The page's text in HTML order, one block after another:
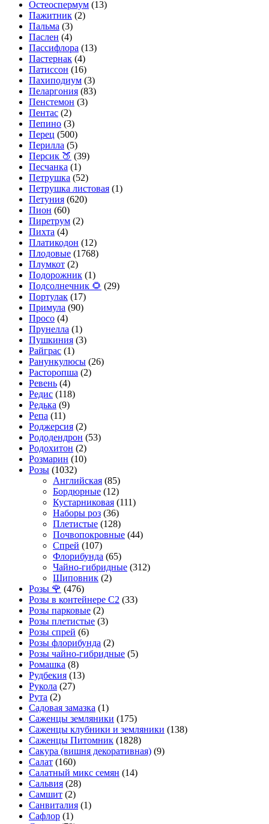
Остеоспермум (13)
Пажитник (2)
Пальма (3)
Паслен (4)
Пассифлора (13)
Пастернак (4)
Патиссон (16)
Пахиподиум (3)
Пеларгония (83)
Пенстемон (3)
Пентас (2)
Пепино (3)
Перец (500)
Перилла (5)
Персик 🍑 (39)
Песчанка (1)
Петрушка (52)
Петрушка листовая (1)
Петуния (620)
Пион (60)
Пиретрум (2)
Пихта (4)
Платикодон (12)
Плодовые (1768)
Плумкот (2)
Подорожник (1)
Подсолнечник 🌻 (29)
Портулак (17)
Примула (90)
Просо (4)
Прунелла (1)
Пушкиния (3)
Райграс (1)
Ранункулюсы (26)
Расторопша (2)
Ревень (4)
Редис (118)
Редька (9)
Репа (11)
Роджерсия (2)
Рододендрон (53)
Родохитон (2)
Розмарин (10)
Розы (1032)
Английская (85)
Бордюрные (12)
Кустарниковая (111)
Наборы роз (36)
Плетистые (128)
Почвопокровные (44)
Спрей (107)
Флорибунда (65)
Чайно-гибридные (312)
Шиповник (2)
Розы 🌹 (476)
Розы в контейнере С2 (33)
Розы парковые (2)
Розы плетистые (3)
Розы спрей (6)
Розы флорибунда (2)
Розы чайно-гибридные (5)
Ромашка (8)
Рудбекия (13)
Рукола (27)
Рута (2)
Садовая замазка (1)
Саженцы земляники (175)
Саженцы клубники и земляники (138)
Саженцы Питомник (1828)
Сакура (вишня декоративная) (9)
Салат (160)
Салатный микс семян (14)
Сальвия (28)
Самшит (2)
Санвиталия (1)
Сафлор (1)